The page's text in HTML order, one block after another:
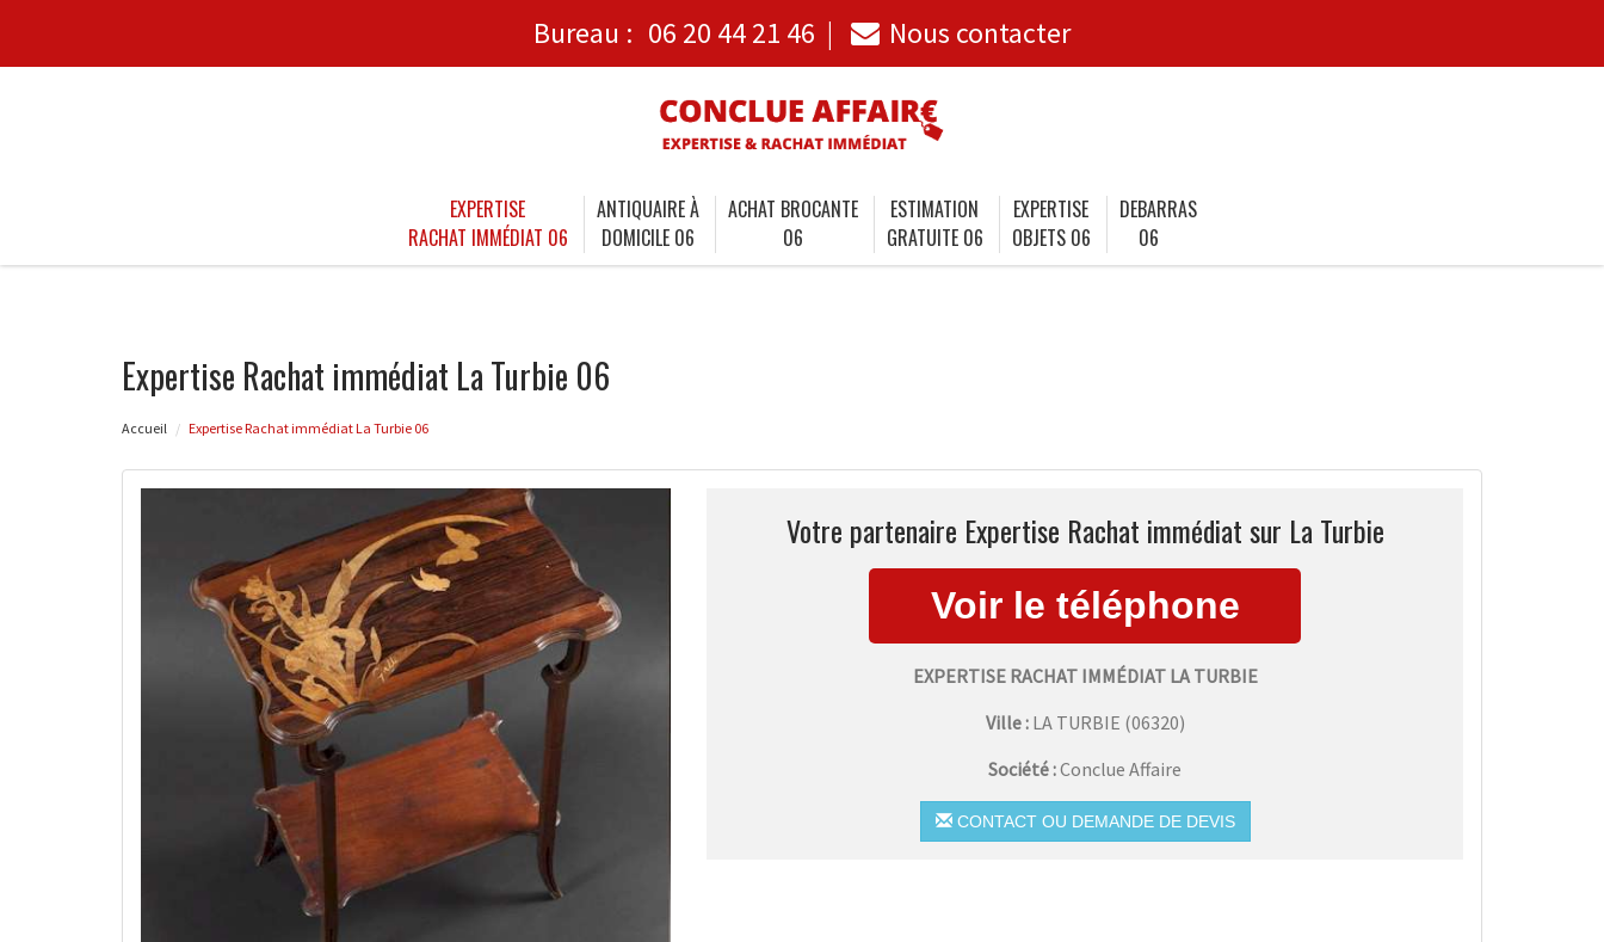
Bureau : 06 20 44 21 46 Nous contacter
EXPERTISE
RACHAT IMMÉDIAT 06
ANTIQUAIRE À
DOMICILE 06
ACHAT BROCANTE
06
ESTIMATION
GRATUITE 06
EXPERTISE
OBJETS 06
DEBARRAS
06
Expertise Rachat immédiat La Turbie 06
Accueil Expertise Rachat immédiat La Turbie 06
Votre partenaire Expertise Rachat immédiat sur La Turbie
EXPERTISE RACHAT IMMÉDIAT LA TURBIE
Ville : LA TURBIE (06320)
Société :Conclue Affaire
CONTACT OU DEMANDE DE DEVIS